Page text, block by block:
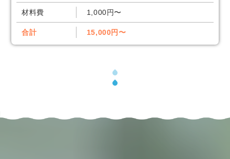
材料費 1,000円〜
合計 15,000円〜